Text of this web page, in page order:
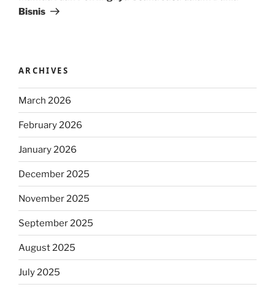
Bisnis
ARCHIVES
March 2026
February 2026
January 2026
December 2025
November 2025
September 2025
August 2025
July 2025